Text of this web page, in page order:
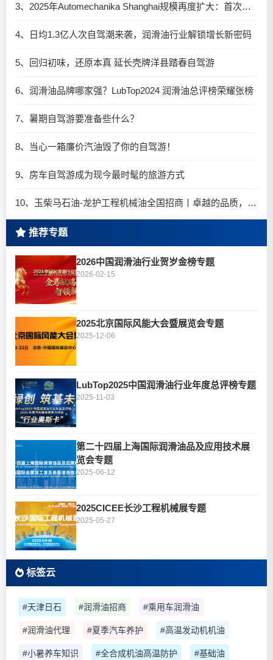
3、2025年Automechanika Shanghai规模再度扩大：首次启用国家会展中心（上海）全部15个展馆
4、日均1.3亿人次自驾潮来袭，润滑油行业解锁增长新密码​
5、回归初味，还原本真 延长壳牌洋县踏春自驾游
6、润滑油品牌哪家强？LubTop2024 润滑油总评榜荣耀张榜
7、暑期自驾游要准备些什么？
8、当心一箱廉价汽油毁了你的自驾游！
9、房车自驾游成为现今最时髦的旅游方式
10、玉柴马石油-龙护工程机械油全国招商丨卓越的品质，专业的品牌！
推荐专题
2026中国润滑油行业贺岁金榜专题
2026-02-15
2025北京国际风能大会暨展览会专题
2025-12-06
LubTop2025中国润滑油行业年度总评榜专题
2025-11-03
第二十四届上海国际润滑油品及应用技术展
览会专题
2025-06-12
2025CICEE长沙工程机械展专题
2025-05-27
标签云
#天津日石 #润滑油招商 #乘用车润滑油
#润滑油代理 #夏季汽车养护 #高温发动机机油
#小暑养车知识 #全合成机油高温防护 #基础油